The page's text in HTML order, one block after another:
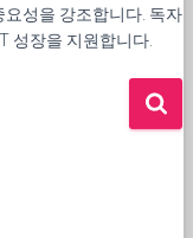
요성을 강조합니다. 독자
성장을 지원합니다.